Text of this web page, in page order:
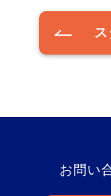
お問い